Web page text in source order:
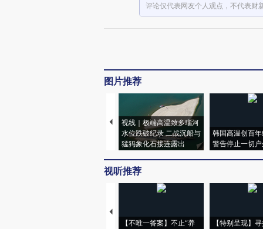
评论仅代表网友个人观点，不代表财
图片推荐
视线｜极端高温致多瑙河
水位跌破纪录 二战沉船与
猛犸象化石接连露出
韩国高温创百
警告停止一切
视听推荐
【不唯一答案】不止“养
【特别呈现】